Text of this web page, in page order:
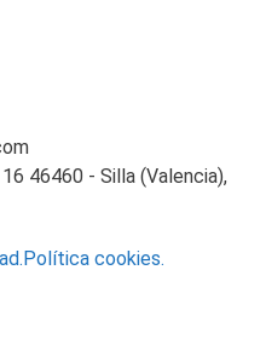
46460 - Silla (Valencia),
Política cookies.